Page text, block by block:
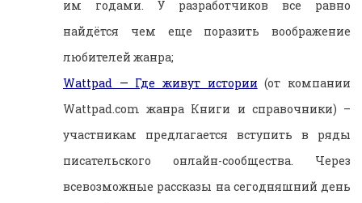
им годами. У разработчиков все равно
найдётся чем еще поразить воображение
любителей жанра;
Wattpad — Где живут истории (от компании
Wattpad.com жанра Книги и справочники) –
участникам предлагается вступить в ряды
писательского онлайн-сообщества. Через
всевозможные рассказы на сегодняшний день